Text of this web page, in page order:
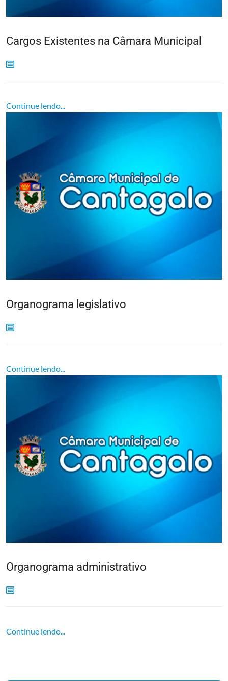
Cargos Existentes na Câmara Municipal
Continue lendo...
Organograma legislativo
Continue lendo...
Organograma administrativo
Continue lendo...